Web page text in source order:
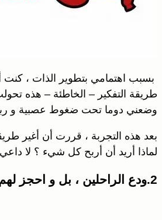
بسبب اهتمامي بتطوير الذات ، كنت
طريقة التفكير – الخاطئة – هذه
وضعني دوما تحت ضغوط عصبية و
بعد هذه التجربة ، قررت أن أغير
لماذا أريد أن أربح كل شيء ؟ لا
2.ودع الراحلين ، بل و احجز لهم تذاكر السفر :